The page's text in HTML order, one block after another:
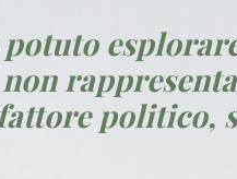
politico,